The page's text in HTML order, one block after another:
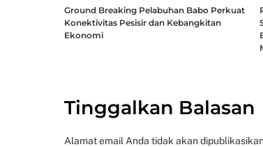
Ground Breaking Pelabuhan Babo Perkuat
Konektivitas Pesisir dan Kebangkitan
Ekonomi
Tinggalkan Balasan
Alamat email Anda tidak akan